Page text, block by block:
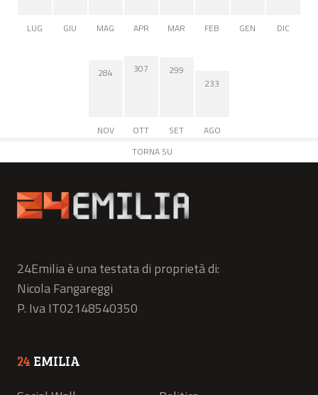
LUG GIU MAG APR MAR FEB GEN DIC
284
NOV
307
OTT
299
SET
233
AGO
TORNA SU
24Emilia è una testata di proprietà di:
Nicola Fangareggi
P. Iva IT02148540350
24 EMILIA